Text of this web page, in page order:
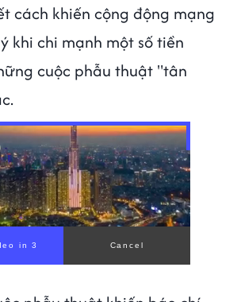
cách khiến cộng động mạng
khi chi mạnh một số tiền
cuộc phẫu thuật "tân